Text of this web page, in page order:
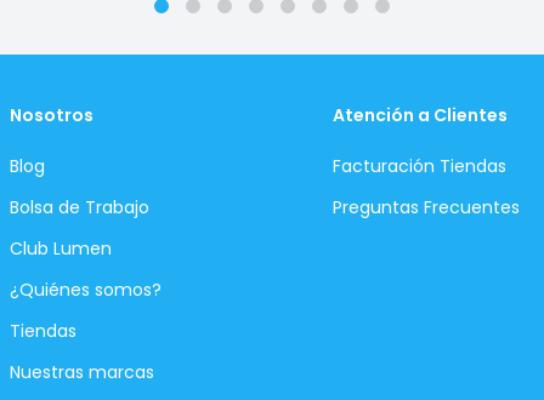
Nosotros
Blog
Bolsa de Trabajo
Club Lumen
¿Quiénes somos?
Tiendas
Nuestras marcas
Atención a Clientes
Facturación Tiendas
Preguntas Frecuentes